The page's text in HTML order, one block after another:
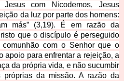
Jesus com Nicodemos, Jesus
da luz por parte dos homens:
más” (3,19). É em razão da
que o discípulo é perseguido
com o Senhor que o
apoio para enfrentar a rejeição, a
da própria vida, e não sucumbir
próprias da missão. A razão da